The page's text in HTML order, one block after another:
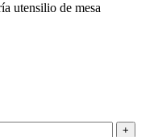
utensilio de mesa